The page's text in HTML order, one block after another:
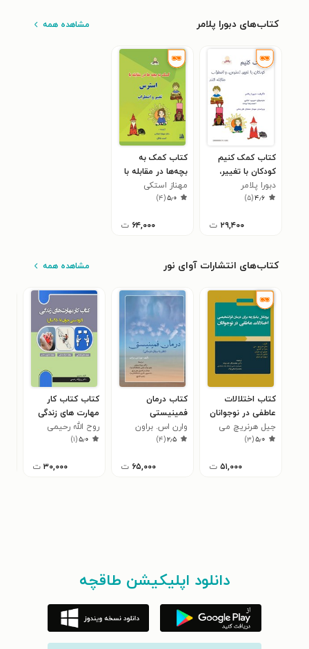
کتاب‌های دبورا پلامر مشاهده همه
کتاب کمک کنیم
کودکان با تغییر،
استرس و اضطراب
مقابله کنند
دبورا پلامر
۴٫۶(۵)
۲۹,۴۰۰ ت
کتاب کمک به
بچه‌ها در مقابله با
استرس، تغییر و
اضطراب
مهناز استکی
۵٫۰(۴)
۶۴,۰۰۰ ت
کتاب‌های انتشارات آوای نور مشاهده همه
کتاب اختلالات
عاطفی در نوجوانان
جیل هرنریچ می
۵٫۰(۳)
۵۱,۰۰۰ ت
کتاب درمان
فمینیستی
وارن اس. براون
۲٫۵(۴)
۶۵,۰۰۰ ت
کتاب کتاب کار
مهارت های زندگی
روح الله رحیمی
۵٫۰(۱)
۳۰,۰۰۰ ت
دانلود اپلیکیشن طاقچه